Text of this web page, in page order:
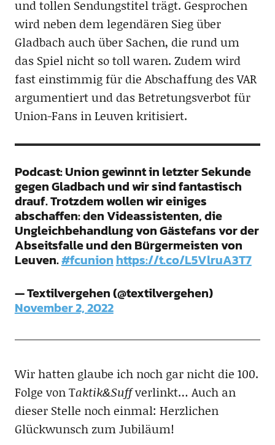
und tollen Sendungstitel trägt. Gesprochen
wird neben dem legendären Sieg über
Gladbach auch über Sachen, die rund um
das Spiel nicht so toll waren. Zudem wird
fast einstimmig für die Abschaffung des VAR
argumentiert und das Betretungsverbot für
Union-Fans in Leuven kritisiert.
Podcast: Union gewinnt in letzter Sekunde
gegen Gladbach und wir sind fantastisch
drauf. Trotzdem wollen wir einiges
abschaffen: den Videassistenten, die
Ungleichbehandlung von Gästefans vor der
Abseitsfalle und den Bürgermeisten von
Leuven.#fcunionhttps://t.co/L5VlruA3T7
— Textilvergehen (@textilvergehen)
November 2, 2022
Wir hatten glaube ich noch gar nicht die 100.
Folge von Taktik&Suffverlinkt… Auch an
dieser Stelle noch einmal: Herzlichen
Glückwunsch zum Jubiläum!